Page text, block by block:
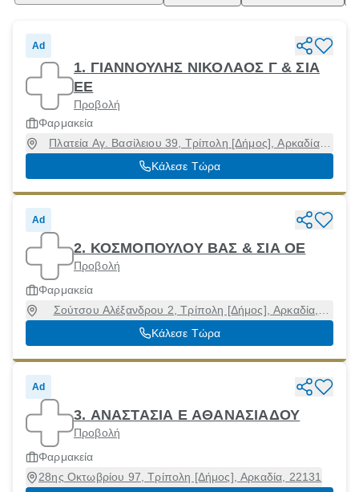
Ad
1. ΓΙΑΝΝΟΥΛΗΣ ΝΙΚΟΛΑΟΣ Γ & ΣΙΑ
ΕΕ
Προβολή
Φαρμακεία
Πλατεία Αγ. Βασίλειου 39, Τρίπολη [Δήμος], Αρκαδία,
22100
Κάλεσε Τώρα
Ad
2. ΚΟΣΜΟΠΟΥΛΟΥ ΒΑΣ & ΣΙΑ ΟΕ
Προβολή
Φαρμακεία
Σούτσου Αλέξανδρου 2, Τρίπολη [Δήμος], Αρκαδία,
22100
Κάλεσε Τώρα
Ad
3. ΑΝΑΣΤΑΣΙΑ Ε ΑΘΑΝΑΣΙΑΔΟΥ
Προβολή
Φαρμακεία
28ης Οκτωβρίου 97, Τρίπολη [Δήμος], Αρκαδία, 22131